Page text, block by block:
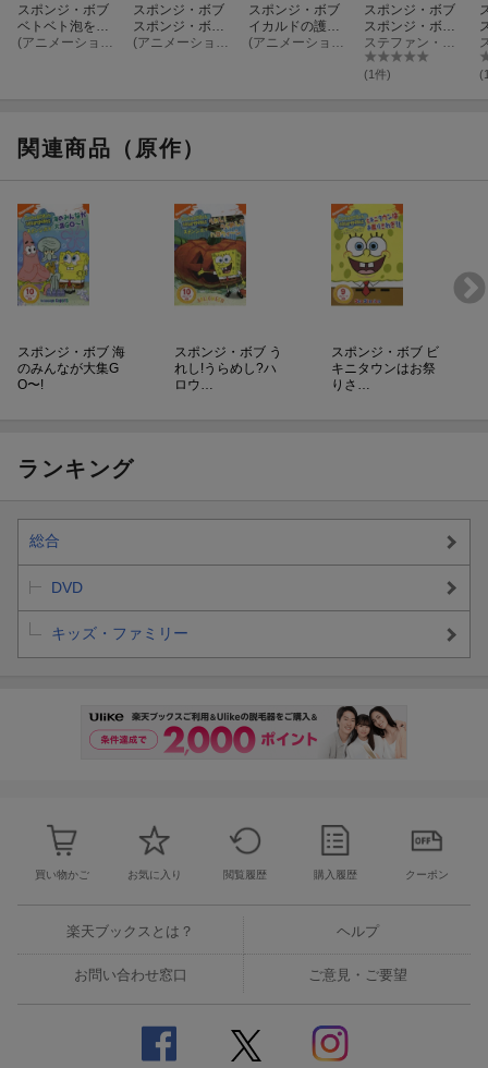
スポンジ・ボブ
ベトベト泡をや
っつけろ!
スポンジ・ボブ
スポンジ・ボブ
の長ズボン
スポンジ・ボブ
イカルドの護身
術
スポンジ・ボブ
スポンジ・ボブ
はお医者さん
(1件)
関連商品（原作）
スポンジ・ボブ 海
のみんなが大集G
O〜!
スポンジ・ボブ う
れし!うらめし?ハ
ロウ…
スポンジ・ボブ ビ
キニタウンはお祭
りさ…
ランキング
総合
DVD
キッズ・ファミリー
買い物かご お気に入り 閲覧履歴 購入履歴 クーポン
楽天ブックスとは？ ヘルプ
お問い合わせ窓口 ご意見・ご要望